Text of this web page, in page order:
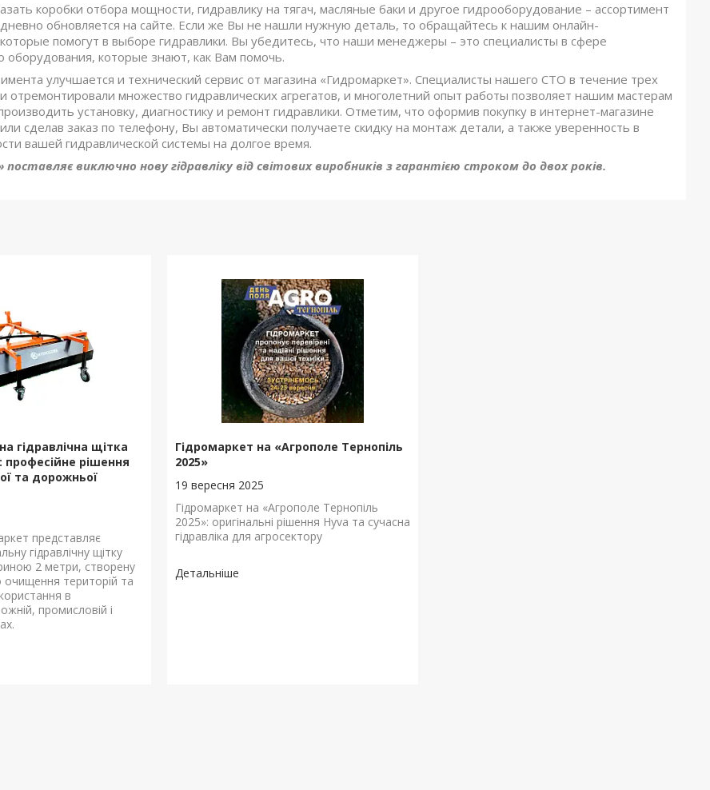
коробки отбора мощности, гидравлику на тягач, масляные баки и другое гидрооборудование – ассортимент
обновляется на сайте. Если же Вы не нашли нужную деталь, то обращайтесь к нашим онлайн-
помогут в выборе гидравлики. Вы убедитесь, что наши менеджеры – это специалисты в сфере
оборудования, которые знают, как Вам помочь.
улучшается и технический сервис от магазина «Гидромаркет». Специалисты нашего СТО в течение трех
отремонтировали множество гидравлических агрегатов, и многолетний опыт работы позволяет нашим мастерам
установку, диагностику и ремонт гидравлики. Отметим, что оформив покупку в интернет-магазине
сделав заказ по телефону, Вы автоматически получаете скидку на монтаж детали, а также уверенность в
вашей гидравлической системы на долгое время.
виключно нову гідравліку від світових виробників з гарантією строком до двох років.
гідравлічна щітка
професійне рішення
та дорожньої
представляє
гідравлічну щітку
2 метри, створену
очищення територій та
в
промисловій і
Гідромаркет на «Агрополе Тернопіль
2025»
19 вересня 2025
Гідромаркет на «Агрополе Тернопіль
2025»: оригінальні рішення Hyva та сучасна
гідравліка для агросектору